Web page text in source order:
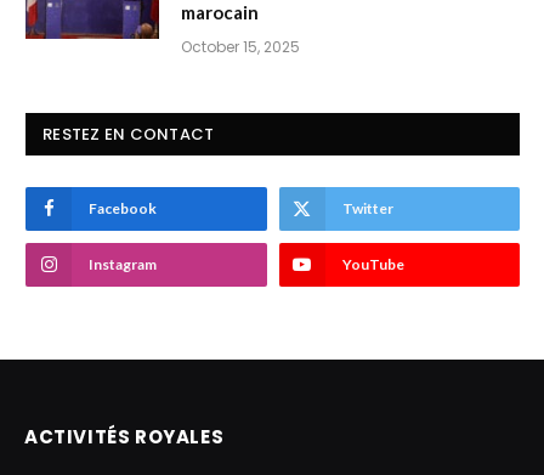
marocain
October 15, 2025
RESTEZ EN CONTACT
Facebook Twitter
Instagram YouTube
ACTIVITÉS ROYALES